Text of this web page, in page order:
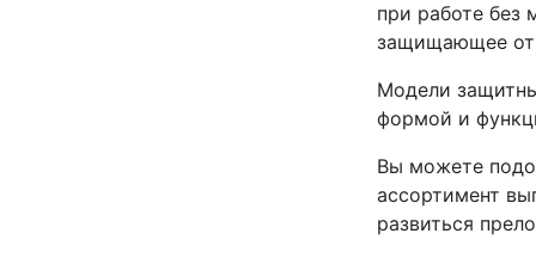
при работе без
защищающее от
Модели
формой и
Вы можете
ассортимент
развиться